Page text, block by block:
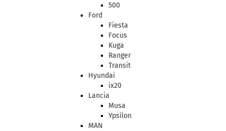
500
Ford
Fiesta
Focus
Kuga
Ranger
Transit
Hyundai
ix20
Lancia
Musa
Ypsilon
MAN